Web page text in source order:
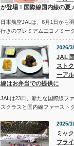
が登場！国際線国内線の夏
日本航空JALは、6月1日から
行きのプレミアムエコノミー
2026/
JAL
スト
ーア
線はお弁当での提供に
JALは23日、新たな国際線フ
スクラスと国内線ファースト
2025/
ミャ
フラ